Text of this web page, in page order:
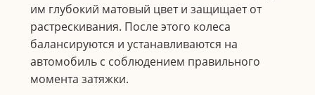
им глубокий матовый цвет и защищает от
растрескивания. После этого колеса
балансируются и устанавливаются на
автомобиль с соблюдением правильного
момента затяжки.